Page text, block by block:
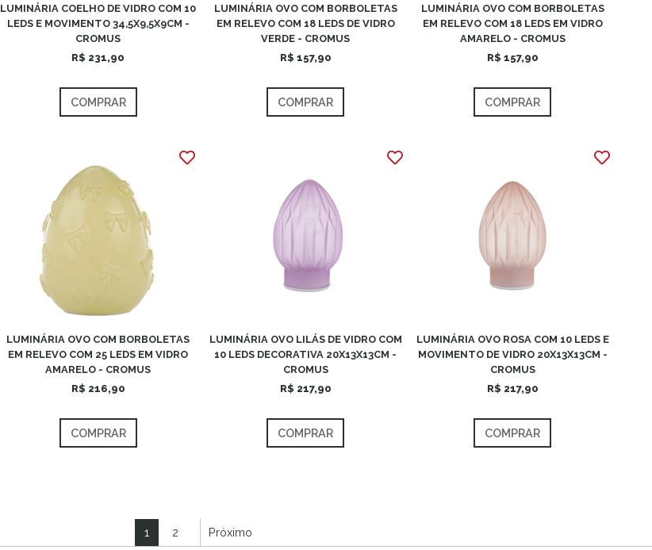
LUMINÁRIA COELHO DE VIDRO COM 10
LEDS E MOVIMENTO 34,5X9,5X9CM -
CROMUS
R$ 231,90
COMPRAR
LUMINÁRIA OVO COM BORBOLETAS
EM RELEVO COM 18 LEDS DE VIDRO
VERDE - CROMUS
R$ 157,90
COMPRAR
LUMINÁRIA OVO COM BORBOLETAS
EM RELEVO COM 18 LEDS EM VIDRO
AMARELO - CROMUS
R$ 157,90
COMPRAR
LUMINÁRIA OVO COM BORBOLETAS
EM RELEVO COM 25 LEDS EM VIDRO
AMARELO - CROMUS
R$ 216,90
COMPRAR
LUMINÁRIA OVO LILÁS DE VIDRO COM
10 LEDS DECORATIVA 20X13X13CM -
CROMUS
R$ 217,90
COMPRAR
LUMINÁRIA OVO ROSA COM 10 LEDS E
MOVIMENTO DE VIDRO 20X13X13CM -
CROMUS
R$ 217,90
COMPRAR
1 2 Próximo